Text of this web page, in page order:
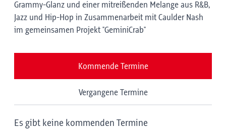
Grammy-Glanz und einer mitreißenden Melange aus R&B,
Jazz und Hip-Hop in Zusammenarbeit mit Caulder Nash
im gemeinsamen Projekt "GeminiCrab"
Kommende Termine
Vergangene Termine
Es gibt keine kommenden Termine